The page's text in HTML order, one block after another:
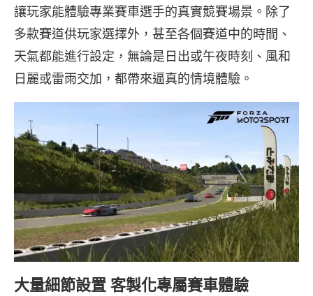
讓玩家能體驗專業賽車選手的真實競賽場景。除了
多款賽道供玩家選擇外，甚至各個賽道中的時間、
天氣都能進行設定，無論是日出或午夜時刻、風和
日麗或雷雨交加，都帶來逼真的情境體驗。
大量細節設置 客製化專屬賽車體驗